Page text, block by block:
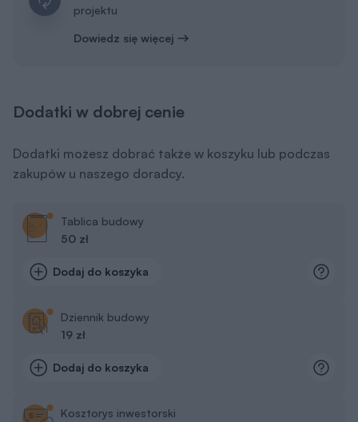
projektu
Dowiedz się więcej
Dodatki w dobrej cenie
Dodatki możesz dobrać także w koszyku lub podczas
zakupów u naszego doradcy.
Tablica budowy
50 zł
Dodaj do koszyka
Dziennik budowy
19 zł
Dodaj do koszyka
Kosztorys inwestorski